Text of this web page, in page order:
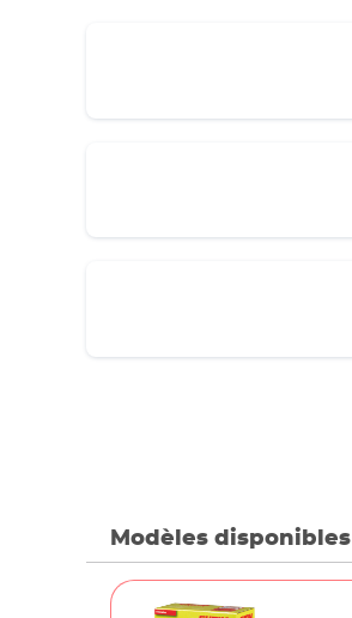
Modèles disponibles